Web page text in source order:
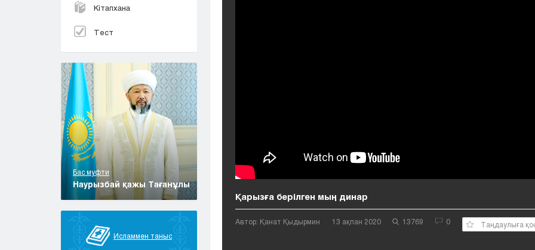
Кітапхана
Тест
Бас муфти
Наурызбай қажы Тағанұлы
Исламмен таныс
Қарызға берілген мың динар
Автор: Қанат Қыдырмин 13 ақпан 2020 13769 0 Таңдаулыға